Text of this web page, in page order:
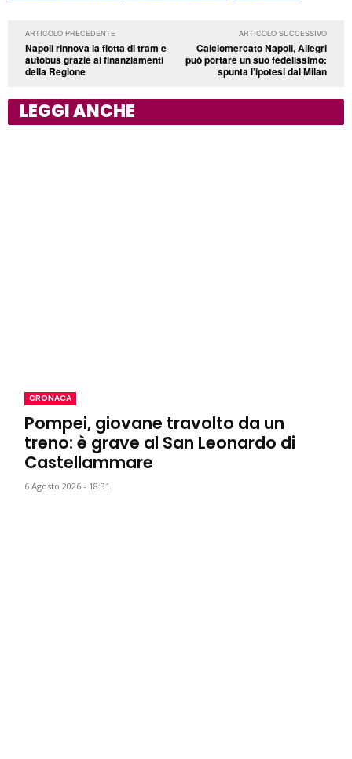
ARTICOLO PRECEDENTE
Napoli rinnova la flotta di tram e
autobus grazie ai finanziamenti
della Regione
ARTICOLO SUCCESSIVO
Calciomercato Napoli, Allegri
può portare un suo fedelissimo:
spunta l’ipotesi dal Milan
LEGGI ANCHE
CRONACA
Pompei, giovane travolto da un
treno: è grave al San Leonardo di
Castellammare
6 Agosto 2026 - 18:31